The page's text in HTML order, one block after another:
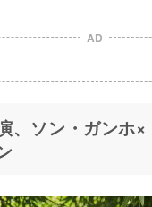
AD
、ソン・ガンホ×